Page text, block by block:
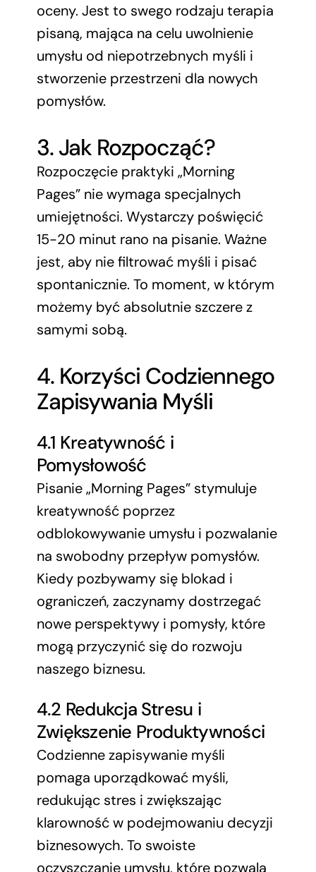
oceny. Jest to swego rodzaju terapia
pisaną, mająca na celu uwolnienie
umysłu od niepotrzebnych myśli i
stworzenie przestrzeni dla nowych
pomysłów.
3. Jak Rozpocząć?
Rozpoczęcie praktyki „Morning
Pages” nie wymaga specjalnych
umiejętności. Wystarczy poświęcić
15-20 minut rano na pisanie. Ważne
jest, aby nie filtrować myśli i pisać
spontanicznie. To moment, w którym
możemy być absolutnie szczere z
samymi sobą.
4. Korzyści Codziennego
Zapisywania Myśli
4.1 Kreatywność i
Pomysłowość
Pisanie „Morning Pages” stymuluje
kreatywność poprzez
odblokowywanie umysłu i pozwalanie
na swobodny przepływ pomysłów.
Kiedy pozbywamy się blokad i
ograniczeń, zaczynamy dostrzegać
nowe perspektywy i pomysły, które
mogą przyczynić się do rozwoju
naszego biznesu.
4.2 Redukcja Stresu i
Zwiększenie Produktywności
Codzienne zapisywanie myśli
pomaga uporządkować myśli,
redukując stres i zwiększając
klarowność w podejmowaniu decyzji
biznesowych. To swoiste
oczyszczanie umysłu, które pozwala